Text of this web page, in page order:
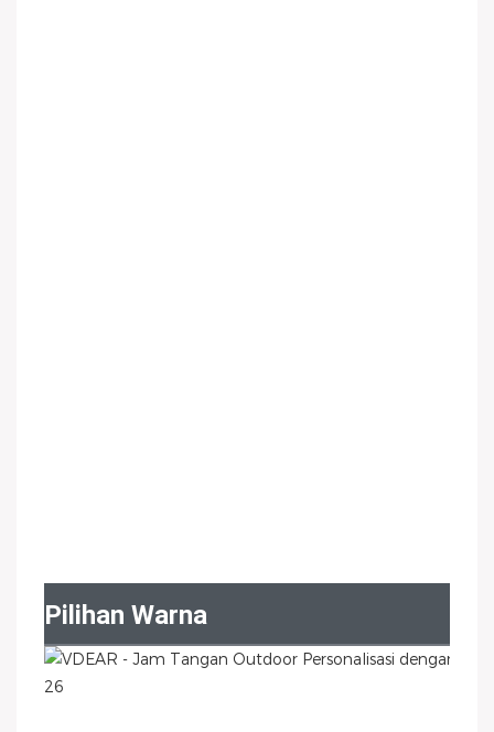
Pilihan Warna